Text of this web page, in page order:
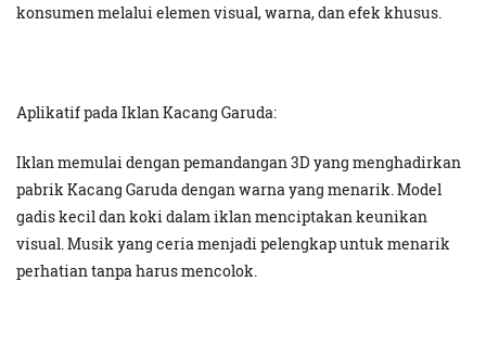
konsumen melalui elemen visual, warna, dan efek khusus.
Aplikatif pada Iklan Kacang Garuda:
Iklan memulai dengan pemandangan 3D yang menghadirkan
pabrik Kacang Garuda dengan warna yang menarik. Model
gadis kecil dan koki dalam iklan menciptakan keunikan
visual. Musik yang ceria menjadi pelengkap untuk menarik
perhatian tanpa harus mencolok.